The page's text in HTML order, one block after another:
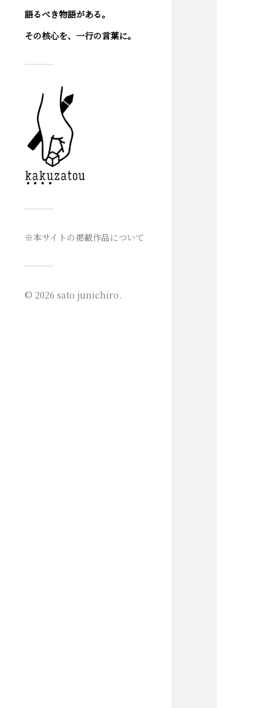
語るべき物語がある。
その核心を、一行の言葉に。
※本サイトの掲載作品について
© 2026 sato junichiro.